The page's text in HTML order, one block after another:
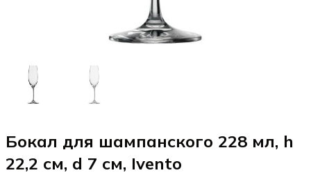
Бокал для шампанского 228 мл, h
22,2 см, d 7 см, Ivento